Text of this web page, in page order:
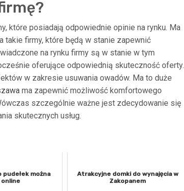
które posiadają odpowiednie opinie na rynku. Ma
takie firmy, które będą w stanie zapewnić
na rynku firmy są w stanie w tym
oferujące odpowiednią skuteczność oferty.
w zakresie usuwania owadów. Ma to duże
ma zapewnić możliwość komfortowego
szczególnie ważne jest zdecydowanie się
skutecznych usług.
pudełek można
online
Atrakcyjne domki do wynajęcia w
Zakopanem